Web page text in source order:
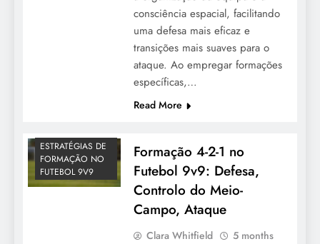
consciência espacial, facilitando
uma defesa mais eficaz e
transições mais suaves para o
ataque. Ao empregar formações
específicas,…
Read More
ESTRATÉGIAS DE
FORMAÇÃO NO
FUTEBOL 9V9
Formação 4-2-1 no
Futebol 9v9: Defesa,
Controlo do Meio-
Campo, Ataque
Clara Whitfield
5 months